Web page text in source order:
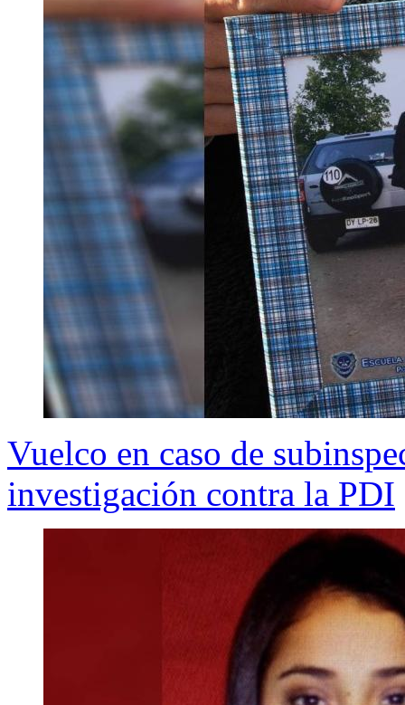
Vuelco en caso de
investigación contra la PDI